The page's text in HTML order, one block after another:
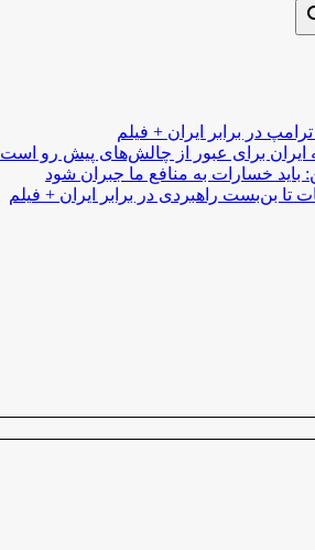
در برابر ایران + فیلم
ایران برای عبور از چالش‌های پیش رو است
خسارات به منافع ما جبران شود
تا بن‌بست راهبردی در برابر ایران + فیلم